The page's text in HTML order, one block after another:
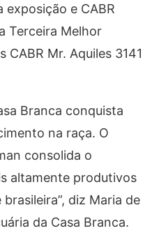
exposição e CABR
Terceira Melhor
CABR Mr. Aquiles 3141
Branca conquista
na raça. O
consolida o
altamente produtivos
diz Maria de
da Casa Branca.